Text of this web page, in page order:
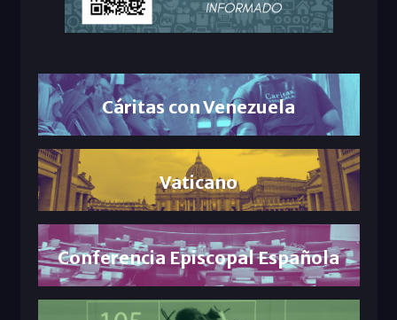
Cáritas con Venezuela
Vaticano
Conferencia Episcopal Española